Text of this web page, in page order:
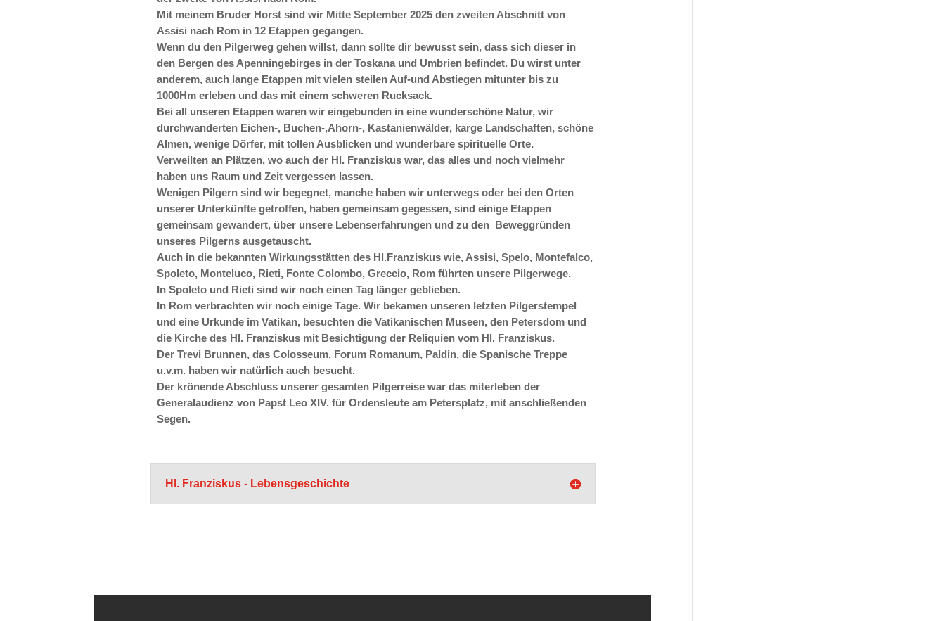
Mit meinem Bruder Horst sind wir Mitte September 2025 den zweiten Abschnitt von
Assisi nach Rom in 12 Etappen gegangen.
Wenn du den Pilgerweg gehen willst, dann sollte dir bewusst sein, dass sich dieser in
den Bergen des Apenningebirges in der Toskana und Umbrien befindet. Du wirst unter
anderem, auch lange Etappen mit vielen steilen Auf-und Abstiegen mitunter bis zu
1000Hm erleben und das mit einem schweren Rucksack.
Bei all unseren Etappen waren wir eingebunden in eine wunderschöne Natur, wir
durchwanderten Eichen-, Buchen-,Ahorn-, Kastanienwälder, karge Landschaften, schöne
Almen, wenige Dörfer, mit tollen Ausblicken und wunderbare spirituelle Orte.
Verweilten an Plätzen, wo auch der Hl. Franziskus war, das alles und noch vielmehr
haben uns Raum und Zeit vergessen lassen.
Wenigen Pilgern sind wir begegnet, manche haben wir unterwegs oder bei den Orten
unserer Unterkünfte getroffen, haben gemeinsam gegessen, sind einige Etappen
gemeinsam gewandert, über unsere Lebenserfahrungen und zu den Beweggründen
unseres Pilgerns ausgetauscht.
Auch in die bekannten Wirkungsstätten des Hl.Franziskus wie, Assisi, Spelo, Montefalco,
Spoleto, Monteluco, Rieti, Fonte Colombo, Greccio, Rom führten unsere Pilgerwege.
In Spoleto und Rieti sind wir noch einen Tag länger geblieben.
In Rom verbrachten wir noch einige Tage. Wir bekamen unseren letzten Pilgerstempel
und eine Urkunde im Vatikan, besuchten die Vatikanischen Museen, den Petersdom und
die Kirche des Hl. Franziskus mit Besichtigung der Reliquien vom Hl. Franziskus.
Der Trevi Brunnen, das Colosseum, Forum Romanum, Paldin, die Spanische Treppe
u.v.m. haben wir natürlich auch besucht.
Der krönende Abschluss unserer gesamten Pilgerreise war das miterleben der
Generalaudienz von Papst Leo XIV. für Ordensleute am Petersplatz, mit anschließenden
Segen.
Hl. Franziskus - Lebensgeschichte